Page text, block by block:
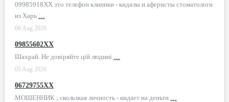
09985918XX это телефон клиники - кидалы и аферисты стоматологи
из Харь …
06 Aug 2026
09855602XX
Шахрай. Не довіряйте цій людині …
05 Aug 2026
06729755XX
МОШЕННИК ; скользкая личность - кидает на деньги …